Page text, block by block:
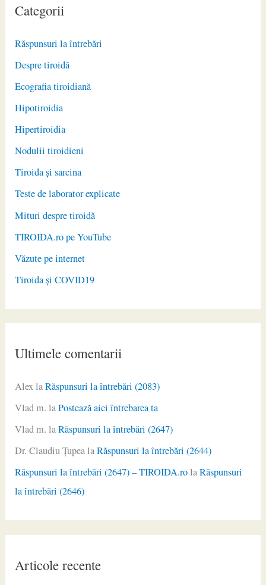
Categorii
Răspunsuri la întrebări
Despre tiroidă
Ecografia tiroidiană
Hipotiroidia
Hipertiroidia
Nodulii tiroidieni
Tiroida și sarcina
Teste de laborator explicate
Mituri despre tiroidă
TIROIDA.ro pe YouTube
Văzute pe internet
Tiroida și COVID19
Ultimele comentarii
AlexlaRăspunsuri la întrebări (2083)
Vlad m. laPostează aici întrebarea ta
Vlad m. laRăspunsuri la întrebări (2647)
Dr. Claudiu ŢupealaRăspunsuri la întrebări (2644)
Răspunsuri la întrebări (2647) – TIROIDA.rolaRăspunsuri
la întrebări (2646)
Articole recente